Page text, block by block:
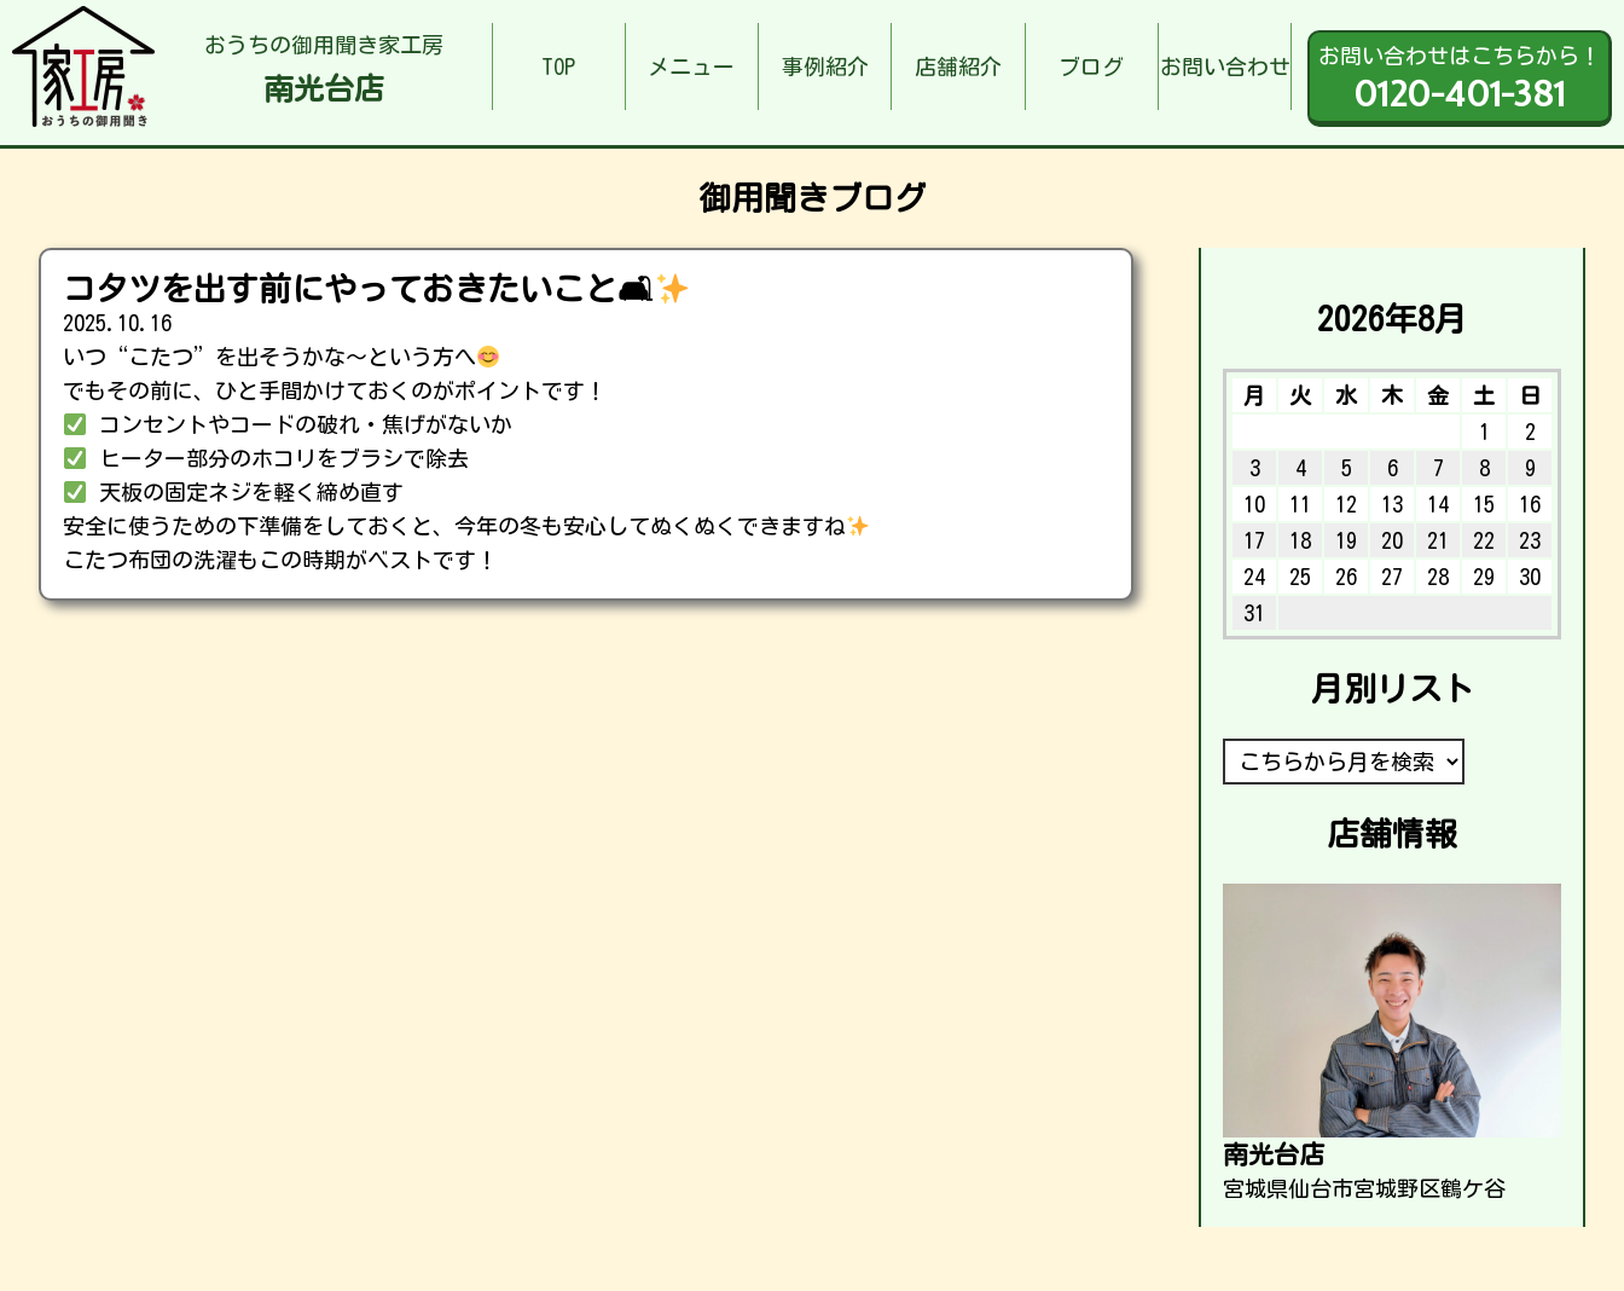
おうちの御用聞き家工房
南光台店
TOP メニュー 事例紹介 店舗紹介 ブログ お問い合わせ お問い合わせはこちらから！
0120-401-381
御用聞きブログ
コタツを出す前にやっておきたいこと🛋
2025.10.16
いつ“こたつ”を出そうかな〜という方へ
でもその前に、ひと手間かけておくのがポイントです！
コンセントやコードの破れ・焦げがないか
ヒーター部分のホコリをブラシで除去
天板の固定ネジを軽く締め直す
安全に使うための下準備をしておくと、今年の冬も安心してぬくぬくできますね
こたつ布団の洗濯もこの時期がベストです！
2026年8月
月 火 水 木 金 土
日
1
2
3
4 5 6 7 8
9
10
11 12 13 14 15
16
17
18 19 20 21 22
23
24
25 26 27 28 29
30
31
月別リスト
店舗情報
南光台店
宮城県仙台市宮城野区鶴ケ谷